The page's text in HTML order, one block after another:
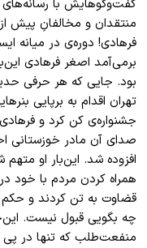
گفت‌وگو‌هایش با
منتقدان و مخالفانِ پیش
فرهادی! دوره‌ی در میانه
برمی‌آمد اصغر فرهادی
بود. جایی که هر حرفی
تهران اقدام به برپایی
جشنواره‌ی کن کرد و
صدای آن مادر خوزستانی
افزوده شد. این‌بار او
همراه کردن مردم با خود
قضاوت به تن کردند و حکم
چه بگویی قبول نیست.
منفعت‌طلب که تنها در